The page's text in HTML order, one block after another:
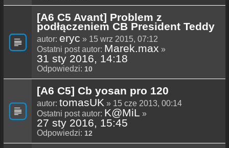
[A6 C5 Avant] Problem z
podłączeniem CB President Teddy
autor: eryc » 15 wrz 2015, 07:12
Ostatni post autor: Marek.max »
31 sty 2016, 14:18
Odpowiedzi: 10
[A6 C5] Cb yosan pro 120
autor: tomasUK » 15 cze 2013, 00:14
Ostatni post autor: K@MiL »
27 sty 2016, 15:45
Odpowiedzi: 12